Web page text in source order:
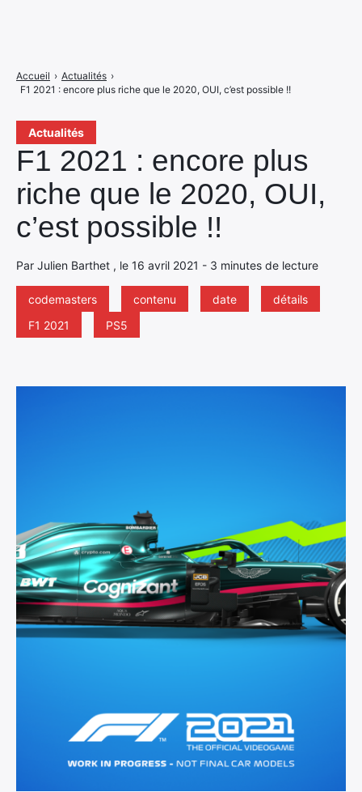
Actualités
F1 2021 : encore plus
riche que le 2020, OUI,
c’est possible !!
Par Julien Barthet , le 16 avril 2021 - 3 minutes de lecture
codemasters contenu date
détails
F1 2021
PS5
Accueil › Actualités ›
F1 2021 : encore plus riche que le 2020, OUI, c’est possible !!